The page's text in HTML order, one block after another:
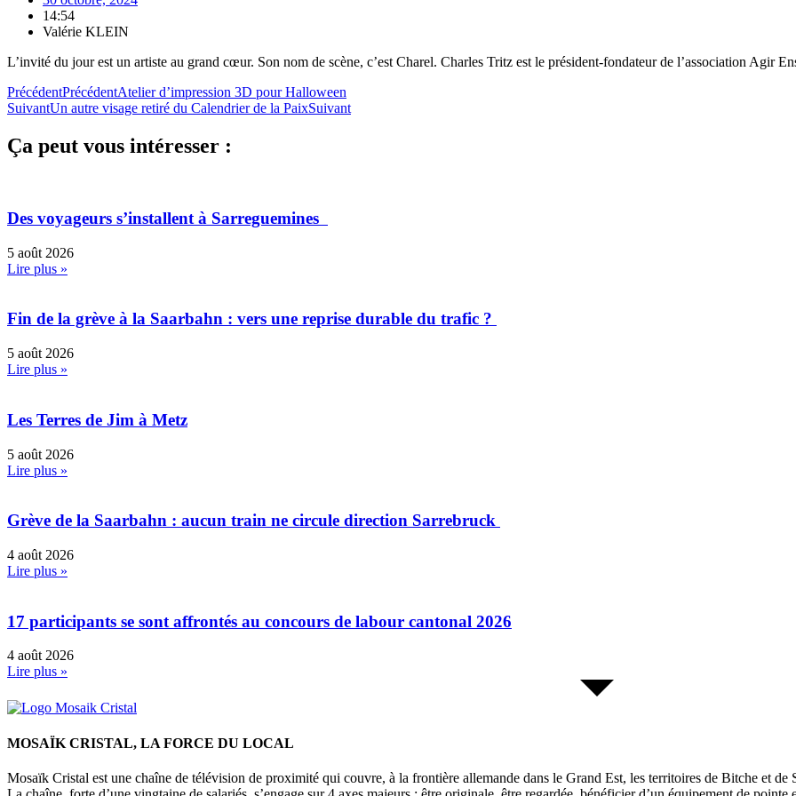
14:54
Valérie KLEIN
L’invité du jour est un artiste au grand cœur. Son nom de scène, c’est Charel. Charles Tritz est le président-fondateur de l’association Agir
PrécédentPrécédentAtelier d’impression 3D pour Halloween
SuivantUn autre visage retiré du Calendrier de la PaixSuivant
Ça peut vous intéresser :
Des voyageurs s’installent à Sarreguemines
5 août 2026
Lire plus »
Fin de la grève à la Saarbahn : vers une reprise durable du trafic ?
5 août 2026
Lire plus »
Les Terres de Jim à Metz
5 août 2026
Lire plus »
Grève de la Saarbahn : aucun train ne circule direction Sarrebruck
4 août 2026
Lire plus »
17 participants se sont affrontés au concours de labour cantonal 2026
4 août 2026
Lire plus »
MOSAÏK CRISTAL, LA FORCE DU LOCAL
Mosaïk Cristal est une chaîne de télévision de proximité qui couvre, à la frontière allemande dans le Grand Est, les territoires de Bitche et de